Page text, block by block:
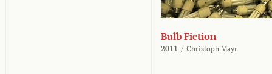
Bulb Fiction
2011 / Christoph Mayr